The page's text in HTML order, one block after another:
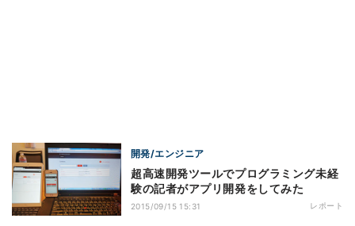
開発/エンジニア
超高速開発ツールでプログラミング未経
験の記者がアプリ開発をしてみた
2015/09/15 15:31 レポート